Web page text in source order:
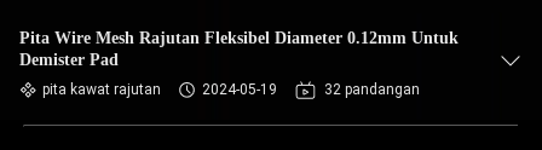
Pita Wire Mesh Rajutan Fleksibel Diameter 0.12mm Untuk
Demister Pad
pita kawat rajutan 2024-05-19 32 pandangan